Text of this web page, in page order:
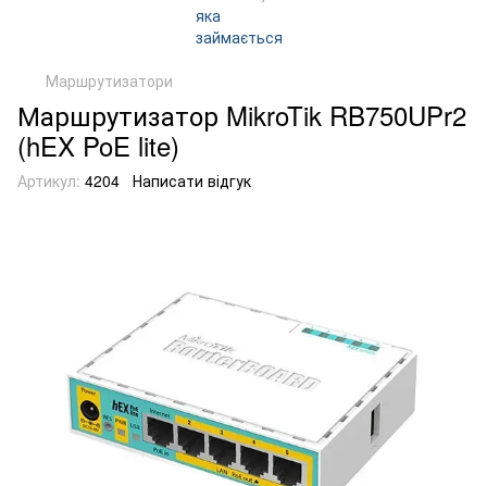
Маршрутизатори
Маршрутизатор MikroTik RB750UPr2
(hEX PoE lite)
Артикул: 4204 Написати відгук